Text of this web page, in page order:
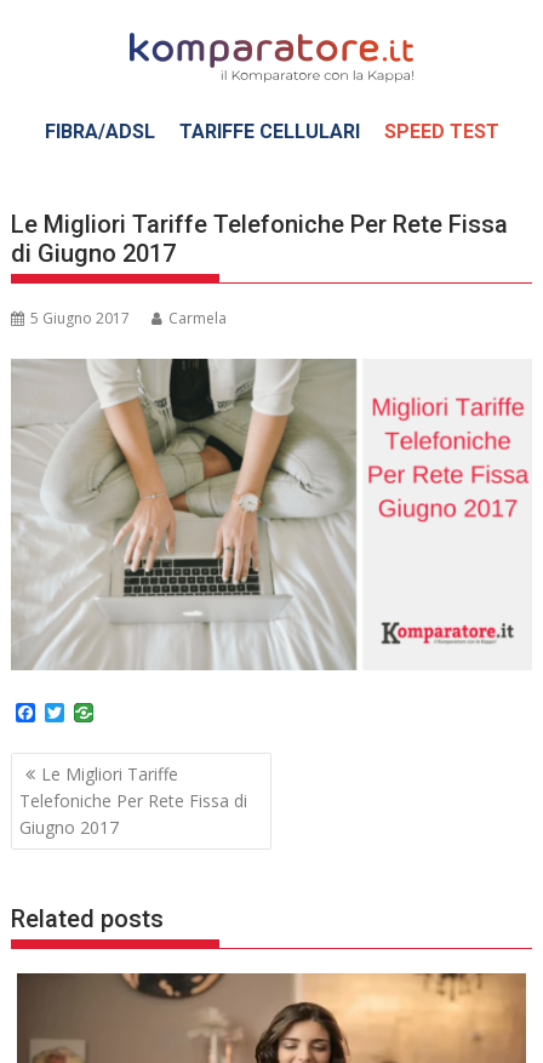
FIBRA/ADSL TARIFFE CELLULARI SPEED TEST
Le Migliori Tariffe Telefoniche Per Rete Fissa
di Giugno 2017
5 Giugno 2017 Carmela
F
c
e
b
o
o
k
T
i
t
e
r
Navigazione
articoli
Le Migliori Tariffe
Telefoniche Per Rete Fissa di
Giugno 2017
Related posts